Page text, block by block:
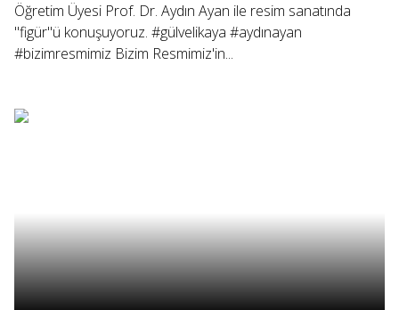
Öğretim Üyesi Prof. Dr. Aydın Ayan ile resim sanatında
"figür"ü konuşuyoruz. #gülvelikaya #aydınayan
#bizimresmimiz Bizim Resmimiz'in...